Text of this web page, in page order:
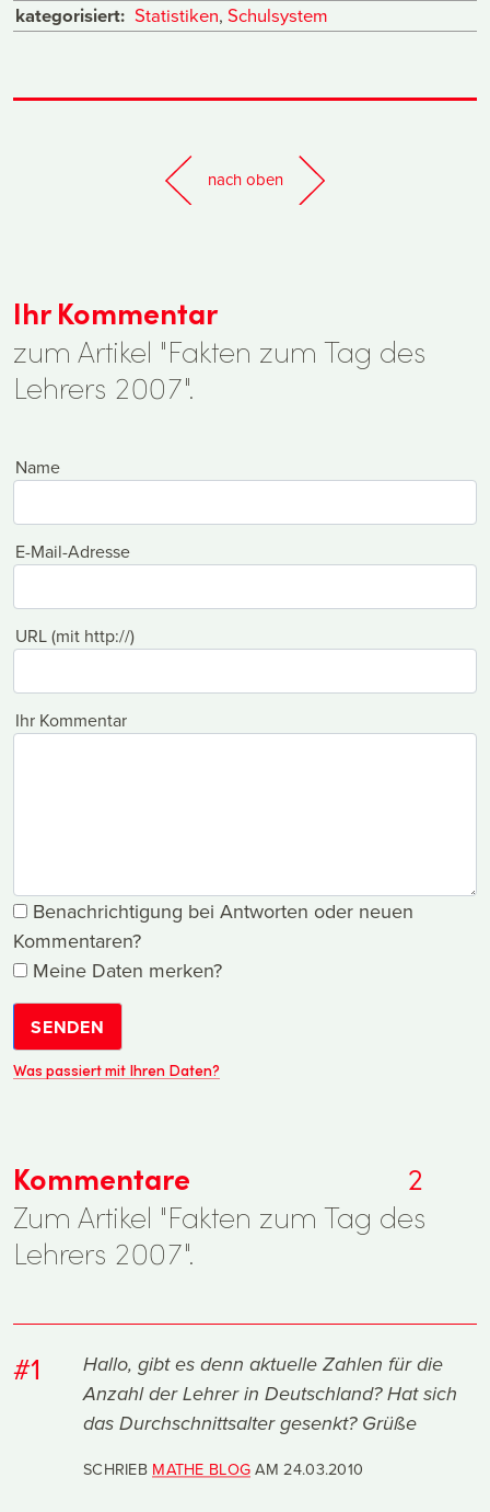
kategorisiert: Statistiken, Schulsystem
nach oben
Ihr Kommentar
zum Artikel "Fakten zum Tag des
Lehrers 2007".
Name
E-Mail-Adresse
URL (mit http://)
Ihr Kommentar
Benachrichtigung bei Antworten oder neuen
Kommentaren?
Meine Daten merken?
SENDEN
Was passiert mit Ihren Daten?
Kommentare
2
Zum Artikel "Fakten zum Tag des
Lehrers 2007".
#1
Hallo, gibt es denn aktuelle Zahlen für die
Anzahl der Lehrer in Deutschland? Hat sich
das Durchschnittsalter gesenkt? Grüße
SCHRIEB MATHE BLOGAM24.03.2010